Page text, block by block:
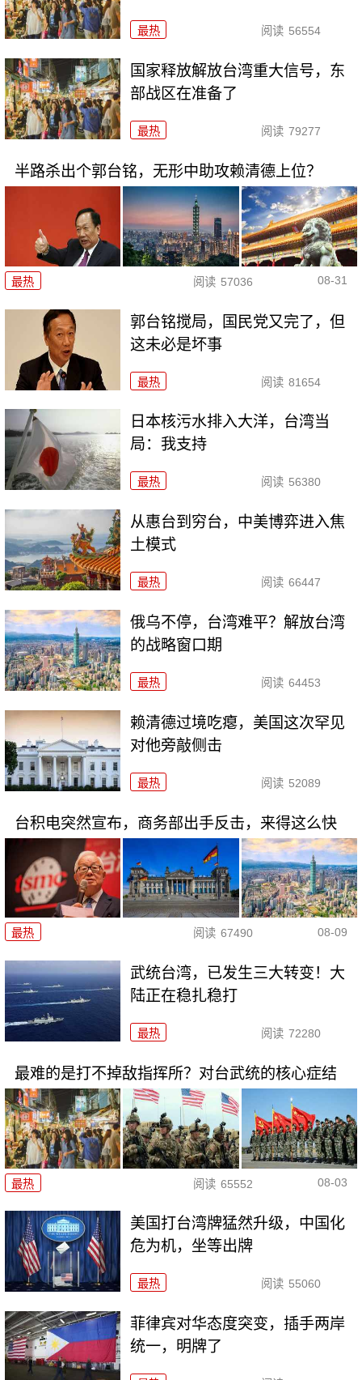
最热 阅读 56554
国家释放解放台湾重大信号，东
部战区在准备了
最热 阅读 79277
半路杀出个郭台铭，无形中助攻赖清德上位？
最热 阅读 57036 08-31
郭台铭搅局，国民党又完了，但
这未必是坏事
最热 阅读 81654
日本核污水排入大洋，台湾当
局：我支持
最热 阅读 56380
从惠台到穷台，中美博弈进入焦
土模式
最热 阅读 66447
俄乌不停，台湾难平？解放台湾
的战略窗口期
最热 阅读 64453
赖清德过境吃瘪，美国这次罕见
对他旁敲侧击
最热 阅读 52089
台积电突然宣布，商务部出手反击，来得这么快
最热 阅读 67490 08-09
武统台湾，已发生三大转变！大
陆正在稳扎稳打
最热 阅读 72280
最难的是打不掉敌指挥所？对台武统的核心症结
最热 阅读 65552 08-03
美国打台湾牌猛然升级，中国化
危为机，坐等出牌
最热 阅读 55060
菲律宾对华态度突变，插手两岸
统一，明牌了